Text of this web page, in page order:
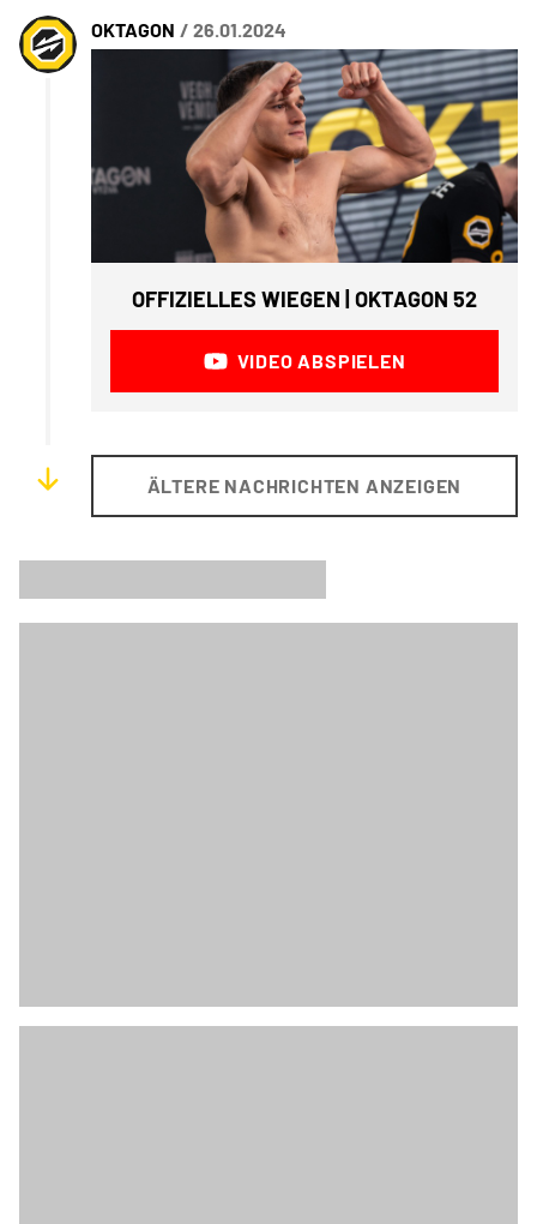
OKTAGON / 26.01.2024
OFFIZIELLES WIEGEN | OKTAGON 52
VIDEO ABSPIELEN
ÄLTERE NACHRICHTEN ANZEIGEN